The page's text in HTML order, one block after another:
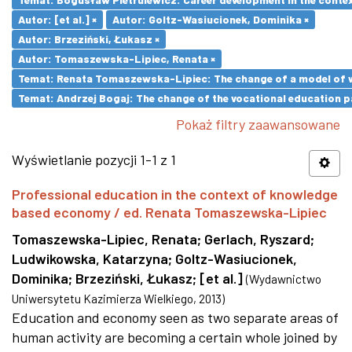
Autor: [et al.] ×
Autor: Goltz-Wasiucionek, Dominika ×
Autor: Brzeziński, Łukasz ×
Autor: Tomaszewska-Lipiec, Renata ×
Temat: Renata Tomaszewska-Lipiec: The change of a model
Temat: Andrzej Bogaj: The change of the vocational education
Pokaż filtry zaawansowane
Wyświetlanie pozycji 1-1 z 1
Professional education in the context of knowledge
based economy / ed. Renata Tomaszewska-Lipiec
Tomaszewska-Lipiec, Renata; Gerlach, Ryszard;
Ludwikowska, Katarzyna; Goltz-Wasiucionek,
Dominika; Brzeziński, Łukasz; [et al.] (Wydawnictwo
Uniwersytetu Kazimierza Wielkiego, 2013)
Education and economy seen as two separate areas of
human activity are becoming a certain whole joined by